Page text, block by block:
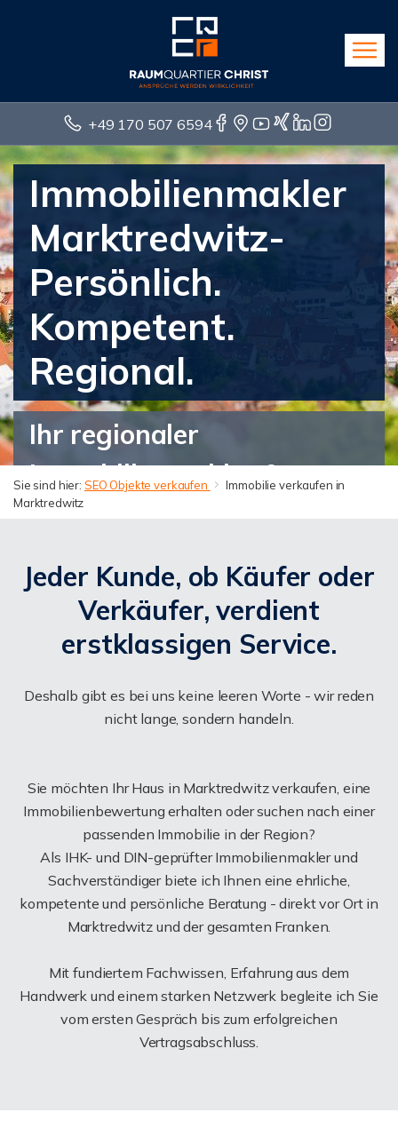
+49 170 507 6594
Immobilienmakler
Marktredwitz-
Persönlich.
Kompetent.
Regional.
Ihr regionaler
Immobilienmakler &
zertifizierter
Marktredwitz und
Franken. Persönlich,
Ihre Immobilie.
Sie sind hier: SEO Objekte verkaufen
Immobilie verkaufen in
Marktredwitz
Jeder Kunde, ob Käufer oder
Verkäufer, verdient
erstklassigen Service.
Deshalb gibt es bei uns keine leeren Worte - wir reden
nicht lange, sondern handeln.
Sie möchten Ihr Haus in Marktredwitz verkaufen, eine
Immobilienbewertung erhalten oder suchen nach einer
passenden Immobilie in der Region?
Als IHK- und DIN-geprüfter Immobilienmakler und
Sachverständiger biete ich Ihnen eine ehrliche,
kompetente und persönliche Beratung - direkt vor Ort in
Marktredwitz und der gesamten Franken.
Mit fundiertem Fachwissen, Erfahrung aus dem
Handwerk und einem starken Netzwerk begleite ich Sie
vom ersten Gespräch bis zum erfolgreichen
Vertragsabschluss.